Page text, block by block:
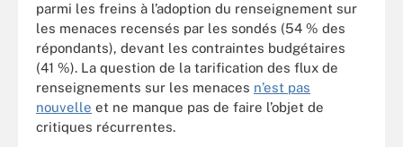
parmi les freins à l’adoption du renseignement sur
les menaces recensés par les sondés (54 % des
répondants), devant les contraintes budgétaires
(41 %). La question de la tarification des flux de
renseignements sur les menaces n’est pas
nouvelle et ne manque pas de faire l’objet de
critiques récurrentes.